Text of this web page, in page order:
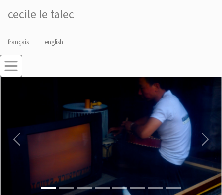
cecile le talec
français english
Previous Next